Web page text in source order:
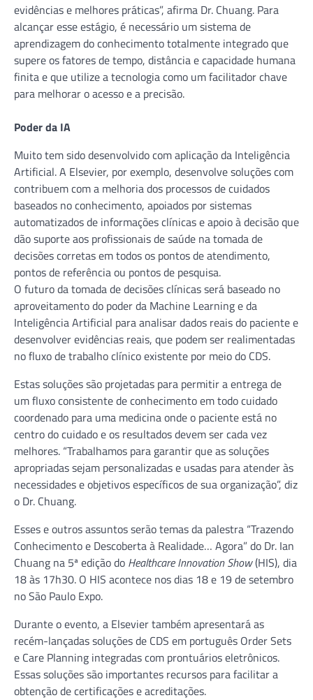
evidências e melhores práticas”, afirma Dr. Chuang. Para
alcançar esse estágio, é necessário um sistema de
aprendizagem do conhecimento totalmente integrado que
supere os fatores de tempo, distância e capacidade humana
finita e que utilize a tecnologia como um facilitador chave
para melhorar o acesso e a precisão.
Poder da IA
Muito tem sido desenvolvido com aplicação da Inteligência
Artificial. A Elsevier, por exemplo, desenvolve soluções com
contribuem com a melhoria dos processos de cuidados
baseados no conhecimento, apoiados por sistemas
automatizados de informações clínicas e apoio à decisão que
dão suporte aos profissionais de saúde na tomada de
decisões corretas em todos os pontos de atendimento,
pontos de referência ou pontos de pesquisa.
O futuro da tomada de decisões clínicas será baseado no
aproveitamento do poder da Machine Learning e da
Inteligência Artificial ​​para analisar dados reais do paciente e
desenvolver evidências reais, que podem ser realimentadas
no fluxo de trabalho clínico existente por meio do CDS.
Estas soluções são projetadas para permitir a entrega de
um fluxo consistente de conhecimento em todo cuidado
coordenado para uma medicina onde o paciente está no
centro do cuidado e os resultados devem ser cada vez
melhores. “Trabalhamos para garantir que as soluções
apropriadas sejam personalizadas e usadas para atender às
necessidades e objetivos específicos de sua organização”, diz
o Dr. Chuang.
Esses e outros assuntos serão temas da palestra “Trazendo
Conhecimento e Descoberta à Realidade… Agora” do Dr. Ian
Chuang na 5ª edição do Healthcare Innovation Show(HIS), dia
18 às 17h30. O HIS acontece nos dias 18 e 19 de setembro
no São Paulo Expo.
Durante o evento, a Elsevier também apresentará as
recém-lançadas soluções de CDS em português Order Sets
e Care Planning integradas com prontuários eletrônicos.
Essas soluções são importantes recursos para facilitar a
obtenção de certificações e acreditações.